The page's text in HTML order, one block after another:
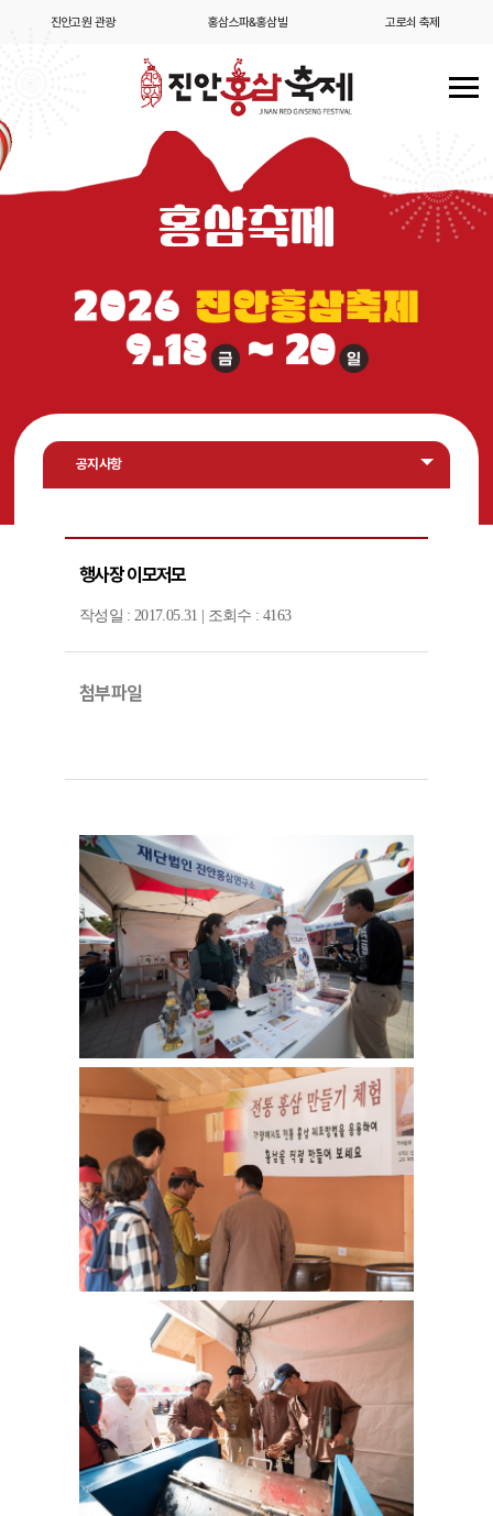
고로쇠 축제 수박축제 김치보쌈축제
홍삼축제
공지사항
행사장 이모저모
작성일 : 2017.05.31 | 조회수 : 4163
첨부파일